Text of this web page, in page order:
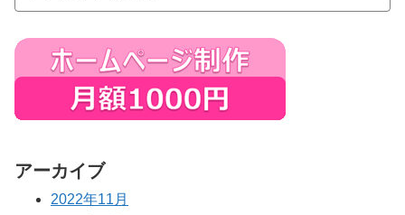
アーカイブ
2022年11月